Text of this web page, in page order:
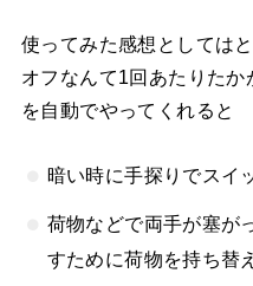
使ってみた感想としては
オフなんて1回あたりた
を自動でやってくれると
暗い時に手探りでスイ
荷物などで両手が塞が
すために荷物を持ち替